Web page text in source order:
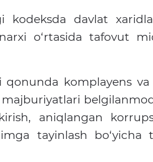
kodeksda davlat
o‘rtasida tafovut
qonunda komplayens
aniqlangan
tayinlash